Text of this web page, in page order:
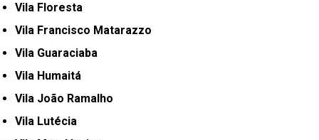
Vila Floresta
Vila Francisco Matarazzo
Vila Guaraciaba
Vila Humaitá
Vila João Ramalho
Vila Lutécia